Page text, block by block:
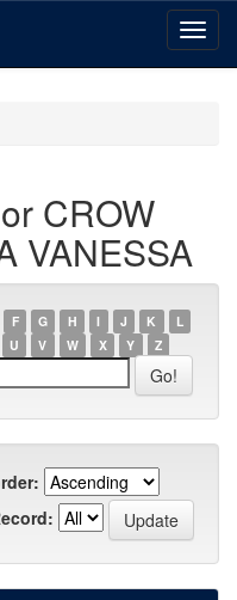
CROW
VANESSA
F G H I J K
L
U V W X Y Z